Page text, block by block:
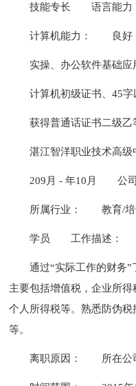
技能专长 语言能力
计算机能力： 良好
实操、办公软件基础应
计算机初级证书、45字
获得普通话证书二级乙
湛江智洋职业技术高级
209月 - 年10月 公
所属行业： 教育/
学员 工作描述：
通过“实际工作的财务
主要包括增值税，企业所得
个人所得税等。熟悉防伪
等。
离职原因： 所在公